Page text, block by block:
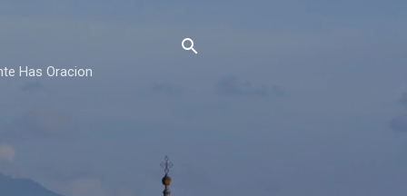
Has Oracion